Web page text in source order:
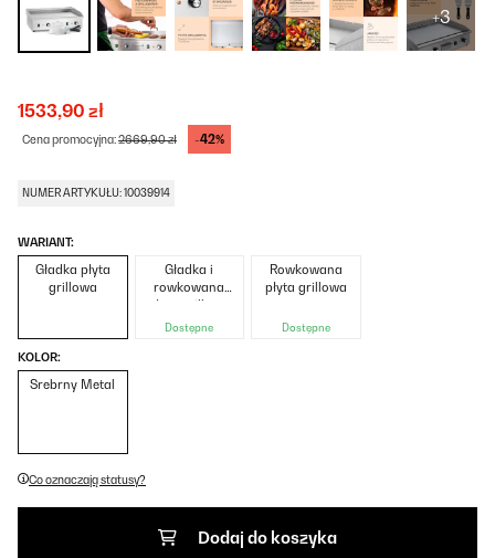
+3
1533,90 zł
Cena promocyjna:2669,90 zł -42%
NUMER ARTYKUŁU: 10039914
WARIANT:
Gładka płyta
grillowa
Gładka i
rowkowana
płyta grillowa
Dostępne
Rowkowana
płyta grillowa
Dostępne
KOLOR:
Srebrny Metal
Co oznaczają statusy?
Dodaj do koszyka